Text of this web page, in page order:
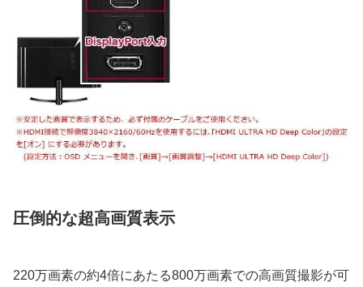
圧倒的な超高画質表示
220万画素の約4倍にあたる800万画素での高画質撮影が可